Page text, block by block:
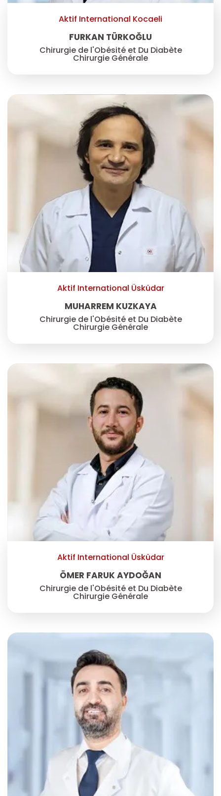
Aktif International Kocaeli
FURKAN TÜRKOĞLU
Chirurgie de l'Obésité et Du Diabète
Chirurgie Générale
Aktif International Üsküdar
MUHARREM KUZKAYA
Chirurgie de l'Obésité et Du Diabète
Chirurgie Générale
Aktif International Üsküdar
ÖMER FARUK AYDOĞAN
Chirurgie de l'Obésité et Du Diabète
Chirurgie Générale